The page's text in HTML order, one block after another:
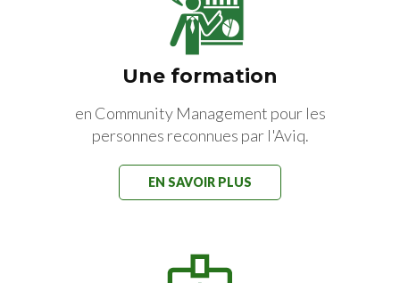
Une formation
en Community Management pour les
personnes reconnues par l'Aviq.
EN SAVOIR PLUS